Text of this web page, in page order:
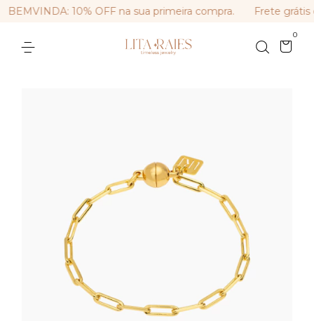
10% OFF na sua primeira compra. Frete grátis
0